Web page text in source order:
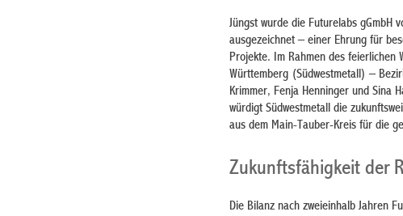
Jüngst wurde die Futurelabs gGmbH
ausgezeichnet – einer Ehrung für
Projekte. Im Rahmen des feierlichen
Württemberg (Südwestmetall) –
Krimmer, Fenja Henninger und Sina
würdigt Südwestmetall die
aus dem Main-Tauber-Kreis für die
Zukunftsfähigkeit der
Die Bilanz nach zweieinhalb Jahren